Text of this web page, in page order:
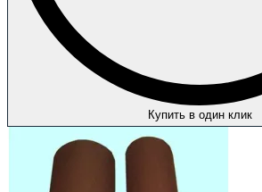
Купить в один клик